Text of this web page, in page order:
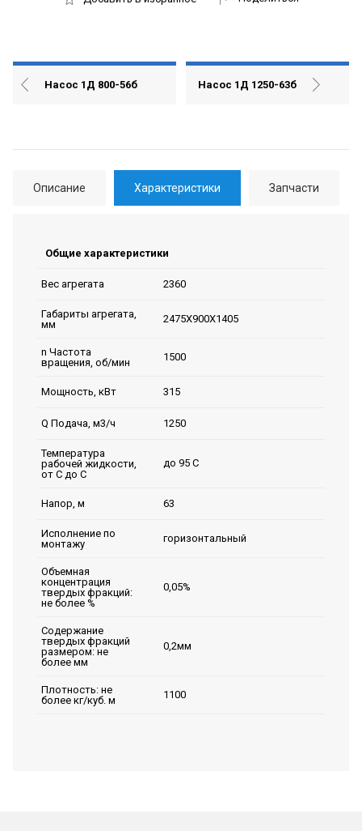
Насос 1Д 800-56б Насос 1Д 1250-63б
Описание Характеристики Запчасти
Общие характеристики
Вес агрегата 2360
Габариты агрегата,
мм
2475Х900Х1405
n Частота
вращения, об/мин
1500
Мощность, кВт 315
Q Подача, м3/ч 1250
Температура
рабочей жидкости,
от С до С
до 95 С
Напор, м 63
Исполнение по
монтажу
горизонтальный
Объемная
концентрация
твердых фракций:
не более %
0,05%
Содержание
твердых фракций
размером: не
более мм
0,2мм
Плотность: не
более кг/куб. м
1100